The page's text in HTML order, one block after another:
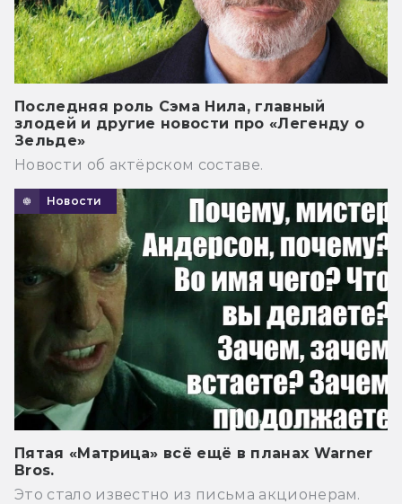
Последняя роль Сэма Нила, главный
злодей и другие новости про «Легенду о
Зельде»
Новости об актёрском составе.
Новости
Пятая «Матрица» всё ещё в планах Warner
Bros.
Это стало известно из письма акционерам.